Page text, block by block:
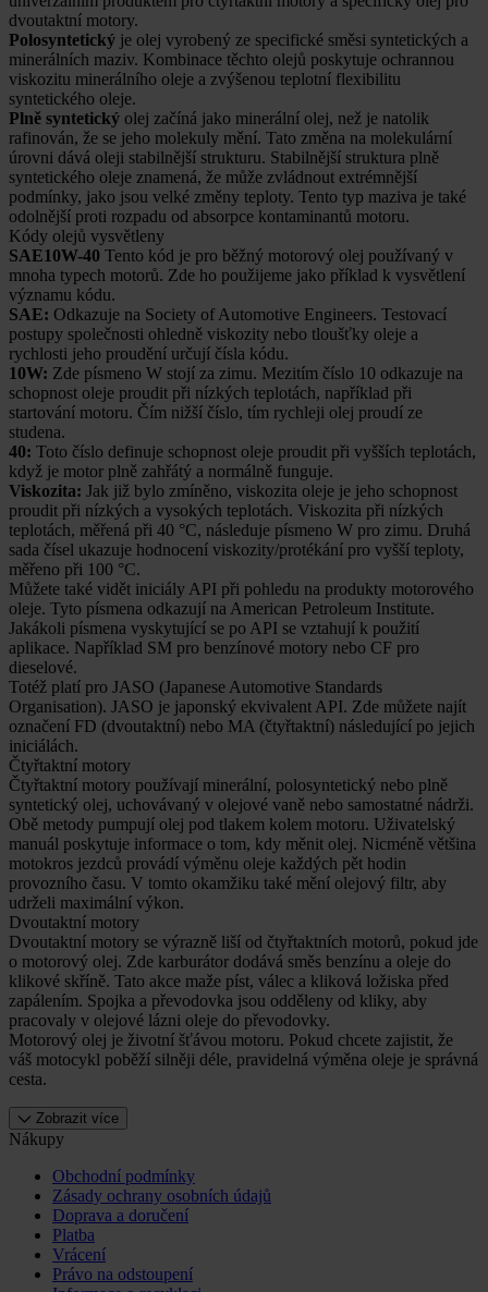
dvoutaktní motory.
Polosyntetický je olej vyrobený ze specifické směsi syntetických a
minerálních maziv. Kombinace těchto olejů poskytuje ochrannou
viskozitu minerálního oleje a zvýšenou teplotní flexibilitu
syntetického oleje.
Plně syntetický olej začíná jako minerální olej, než je natolik
rafinován, že se jeho molekuly mění. Tato změna na molekulární
úrovni dává oleji stabilnější strukturu. Stabilnější struktura plně
syntetického oleje znamená, že může zvládnout extrémnější
podmínky, jako jsou velké změny teploty. Tento typ maziva je také
odolnější proti rozpadu od absorpce kontaminantů motoru.
Kódy olejů vysvětleny
SAE10W-40 Tento kód je pro běžný motorový olej používaný v
mnoha typech motorů. Zde ho použijeme jako příklad k vysvětlení
významu kódu.
SAE: Odkazuje na Society of Automotive Engineers. Testovací
postupy společnosti ohledně viskozity nebo tloušťky oleje a
rychlosti jeho proudění určují čísla kódu.
10W: Zde písmeno W stojí za zimu. Mezitím číslo 10 odkazuje na
schopnost oleje proudit při nízkých teplotách, například při
startování motoru. Čím nižší číslo, tím rychleji olej proudí ze
studena.
40: Toto číslo definuje schopnost oleje proudit při vyšších teplotách,
když je motor plně zahřátý a normálně funguje.
Viskozita: Jak již bylo zmíněno, viskozita oleje je jeho schopnost
proudit při nízkých a vysokých teplotách. Viskozita při nízkých
teplotách, měřená při 40 °C, následuje písmeno W pro zimu. Druhá
sada čísel ukazuje hodnocení viskozity/protékání pro vyšší teploty,
měřeno při 100 °C.
Můžete také vidět iniciály API při pohledu na produkty motorového
oleje. Tyto písmena odkazují na American Petroleum Institute.
Jakákoli písmena vyskytující se po API se vztahují k použití
aplikace. Například SM pro benzínové motory nebo CF pro
dieselové.
Totéž platí pro JASO (Japanese Automotive Standards
Organisation). JASO je japonský ekvivalent API. Zde můžete najít
označení FD (dvoutaktní) nebo MA (čtyřtaktní) následující po jejich
iniciálách.
Čtyřtaktní motory
Čtyřtaktní motory používají minerální, polosyntetický nebo plně
syntetický olej, uchovávaný v olejové vaně nebo samostatné nádrži.
Obě metody pumpují olej pod tlakem kolem motoru. Uživatelský
manuál poskytuje informace o tom, kdy měnit olej. Nicméně většina
motokros jezdců provádí výměnu oleje každých pět hodin
provozního času. V tomto okamžiku také mění olejový filtr, aby
udrželi maximální výkon.
Dvoutaktní motory
Dvoutaktní motory se výrazně liší od čtyřtaktních motorů, pokud jde
o motorový olej. Zde karburátor dodává směs benzínu a oleje do
klikové skříně. Tato akce maže píst, válec a kliková ložiska před
zapálením. Spojka a převodovka jsou odděleny od kliky, aby
pracovaly v olejové lázni oleje do převodovky.
Motorový olej je životní šťávou motoru. Pokud chcete zajistit, že
váš motocykl poběží silněji déle, pravidelná výměna oleje je správná
cesta.
Zobrazit více
Nákupy
Obchodní podmínky
Zásady ochrany osobních údajů
Doprava a doručení
Platba
Vrácení
Právo na odstoupení